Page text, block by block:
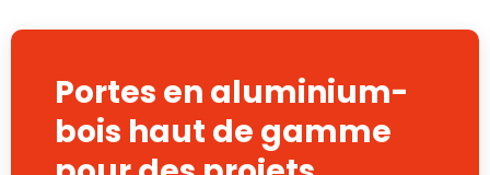
Portes en aluminium-
bois haut de gamme